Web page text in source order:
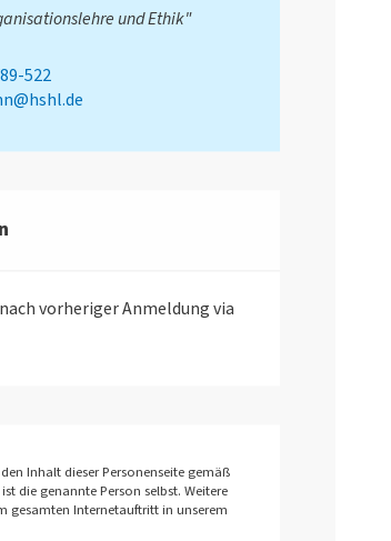
und Ethik"
522
vorheriger Anmeldung via
Inhalt dieser Personenseite gemäß
ist die genannte Person selbst. Weitere
gesamten Internetauftritt in unserem